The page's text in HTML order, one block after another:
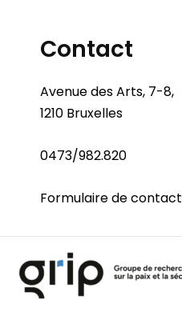
Contact
Avenue des Arts, 7-8,
1210 Bruxelles
0473/982.820
Formulaire de contact